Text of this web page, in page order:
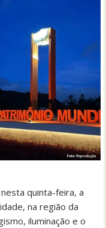
quinta-feira, a
na região da
iluminação e o